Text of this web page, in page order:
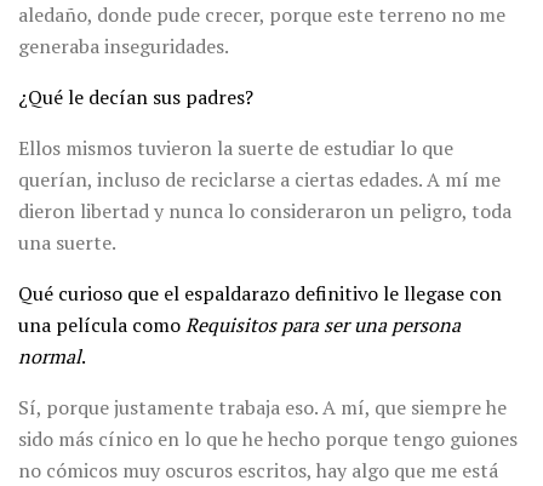
aledaño, donde pude crecer, porque este terreno no me
generaba inseguridades.
¿Qué le decían sus padres?
Ellos mismos tuvieron la suerte de estudiar lo que
querían, incluso de reciclarse a ciertas edades. A mí me
dieron libertad y nunca lo consideraron un peligro, toda
una suerte.
Qué curioso que el espaldarazo definitivo le llegase con
una película comoRequisitos para ser una persona
normal.
Sí, porque justamente trabaja eso. A mí, que siempre he
sido más cínico en lo que he hecho porque tengo guiones
no cómicos muy oscuros escritos, hay algo que me está